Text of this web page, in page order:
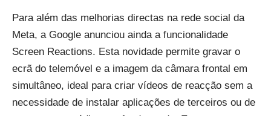
Para além das melhorias directas na rede social da
Meta, a Google anunciou ainda a funcionalidade
Screen Reactions. Esta novidade permite gravar o
ecrã do telemóvel e a imagem da câmara frontal em
simultâneo, ideal para criar vídeos de reacção sem a
necessidade de instalar aplicações de terceiros ou de